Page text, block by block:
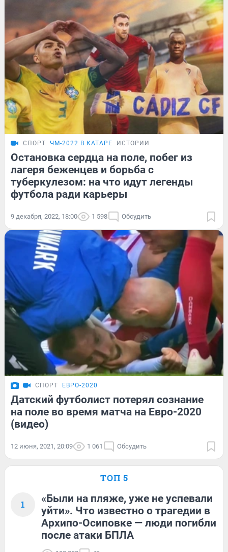
СПОРТ ЧМ-2022 В КАТАРЕ ИСТОРИИ
Остановка сердца на поле, побег из
лагеря беженцев и борьба с
туберкулезом: на что идут легенды
футбола ради карьеры
9 декабря, 2022, 18:00 1 598 Обсудить
СПОРТ ЕВРО-2020
Датский футболист потерял сознание
на поле во время матча на Евро-2020
(видео)
12 июня, 2021, 20:09 1 061 Обсудить
ТОП 5
1
«Были на пляже, уже не успевали
уйти». Что известно о трагедии в
Архипо-Осиповке — люди погибли
после атаки БПЛА